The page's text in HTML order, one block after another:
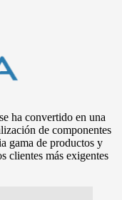
ha convertido en una
de componentes
gama de productos y
clientes más exigentes